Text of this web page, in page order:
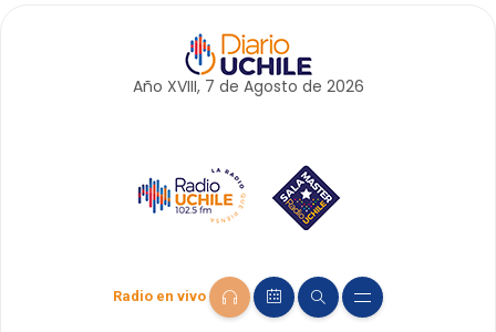
Año XVIII, 7 de Agosto de 2026
Radio en vivo